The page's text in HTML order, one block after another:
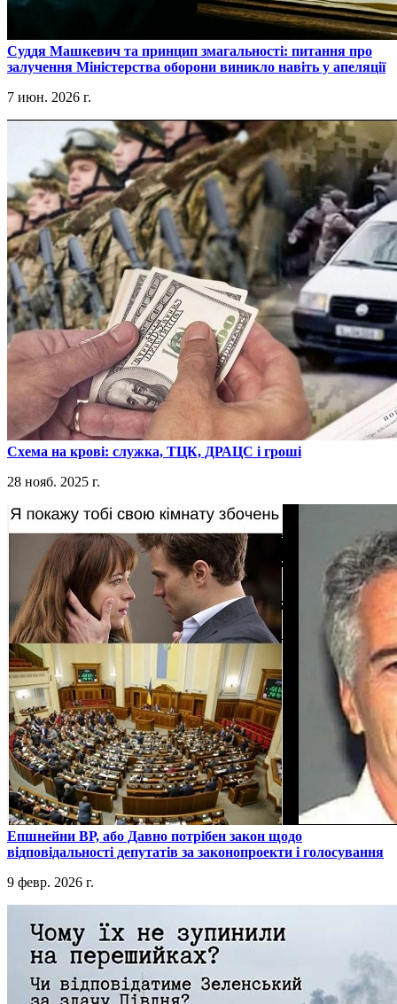
​Суддя Машкевич та принцип змагальності: питання про
залучення Міністерства оборони виникло навіть у апеляції
7 июн. 2026 г.
​Схема на крові: служка, ТЦК, ДРАЦС і гроші
28 нояб. 2025 г.
​Епшнейни ВР, або Давно потрібен закон щодо
відповідальності депутатів за законопроекти і голосування
9 февр. 2026 г.